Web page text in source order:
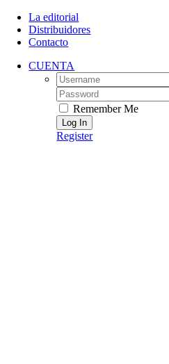
Skip
content
La editorial
Distribuidores
Contacto
CUENTA
Username:
Password:
Remember Me
Register